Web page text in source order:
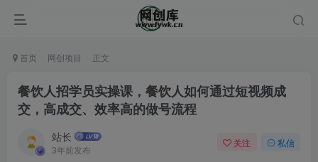
首页 网创项目 正文
餐饮人招学员实操课，餐饮人如何通过短视频成
交，高成交、效率高的做号流程
站长
3年前发布
关注 私信